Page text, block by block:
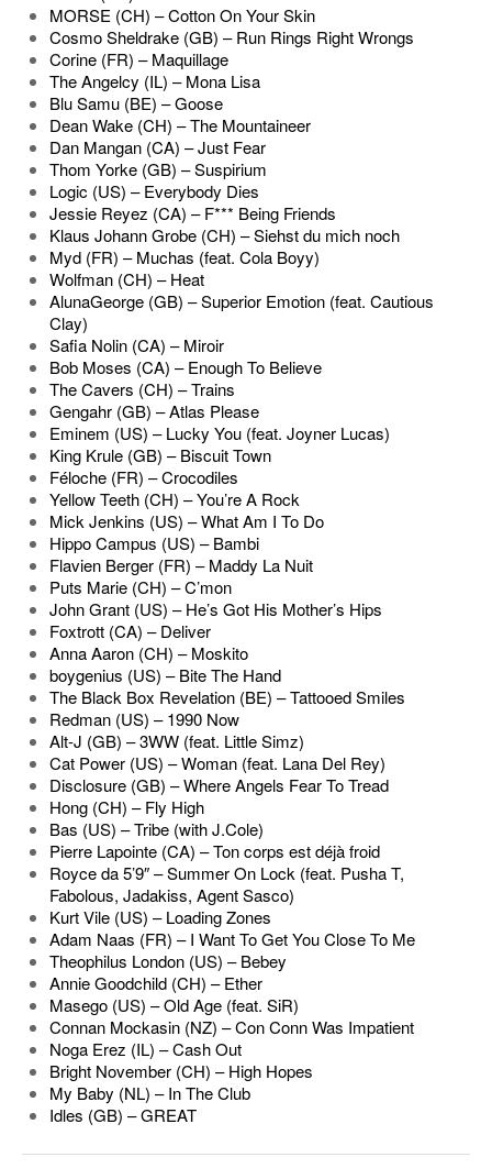
MORSE (CH) – Cotton On Your Skin
Cosmo Sheldrake (GB) – Run Rings Right Wrongs
Corine (FR) – Maquillage
The Angelcy (IL) – Mona Lisa
Blu Samu (BE) – Goose
Dean Wake (CH) – The Mountaineer
Dan Mangan (CA) – Just Fear
Thom Yorke (GB) – Suspirium
Logic (US) – Everybody Dies
Jessie Reyez (CA) – F*** Being Friends
Klaus Johann Grobe (CH) – Siehst du mich noch
Myd (FR) – Muchas (feat. Cola Boyy)
Wolfman (CH) – Heat
AlunaGeorge (GB) – Superior Emotion (feat. Cautious
Clay)
Safia Nolin (CA) – Miroir
Bob Moses (CA) – Enough To Believe
The Cavers (CH) – Trains
Gengahr (GB) – Atlas Please
Eminem (US) – Lucky You (feat. Joyner Lucas)
King Krule (GB) – Biscuit Town
Féloche (FR) – Crocodiles
Yellow Teeth (CH) – You’re A Rock
Mick Jenkins (US) – What Am I To Do
Hippo Campus (US) – Bambi
Flavien Berger (FR) – Maddy La Nuit
Puts Marie (CH) – C’mon
John Grant (US) – He’s Got His Mother’s Hips
Foxtrott (CA) – Deliver
Anna Aaron (CH) – Moskito
boygenius (US) – Bite The Hand
The Black Box Revelation (BE) – Tattooed Smiles
Redman (US) – 1990 Now
Alt-J (GB) – 3WW (feat. Little Simz)
Cat Power (US) – Woman (feat. Lana Del Rey)
Disclosure (GB) – Where Angels Fear To Tread
Hong (CH) – Fly High
Bas (US) – Tribe (with J.Cole)
Pierre Lapointe (CA) – Ton corps est déjà froid
Royce da 5’9″ – Summer On Lock (feat. Pusha T,
Fabolous, Jadakiss, Agent Sasco)
Kurt Vile (US) – Loading Zones
Adam Naas (FR) – I Want To Get You Close To Me
Theophilus London (US) – Bebey
Annie Goodchild (CH) – Ether
Masego (US) – Old Age (feat. SiR)
Connan Mockasin (NZ) – Con Conn Was Impatient
Noga Erez (IL) – Cash Out
Bright November (CH) – High Hopes
My Baby (NL) – In The Club
Idles (GB) – GREAT